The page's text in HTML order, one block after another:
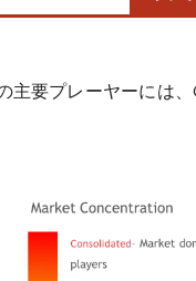
要プレーヤーには、